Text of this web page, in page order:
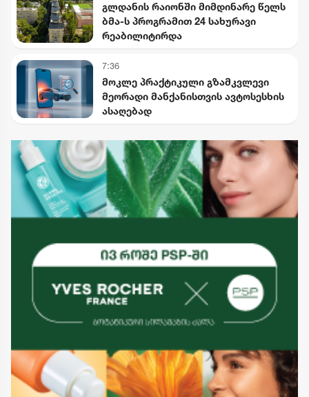
გლდანის რაიონში მიმდინარე წელს
ბმა-ს პროგრამით 24 სახურავი
რეაბილიტირდა
7:36
მოკლე პრაქტიკული გზამკვლევი
მეორადი მანქანისთვის ავტოსესხის
ასაღებად